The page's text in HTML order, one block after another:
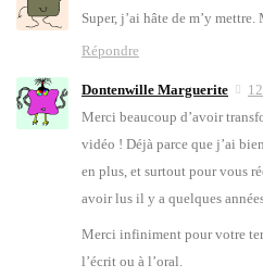
Super, j’ai hâte de m’y mettre.
Répondre
Dontenwille Marguerite
Mer­ci beau­coup d’a­voir
vidéo ! Déjà parce que j’ai
en plus, et sur­tout pour vous
avoir lus il y a quelques
Mer­ci infi­ni­ment pour votre
l’é­crit ou à l’o­ral.